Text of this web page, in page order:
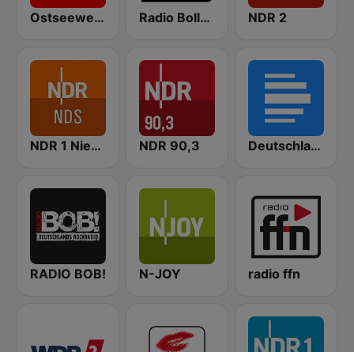
Ostseewelle Hit-Radio 105.6 Radio Bollerwagen NDR 2
NDR 1 Niedersachsen NDR 90,3 Deutschlandfunk
RADIO BOB! N-JOY radio ffn